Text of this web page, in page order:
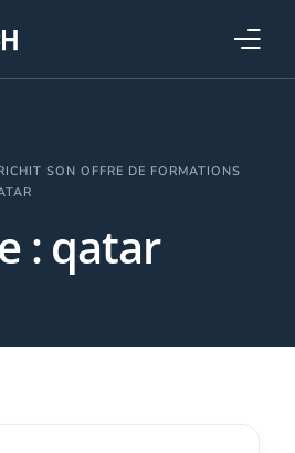
SON OFFRE DE FORMATIONS
: qatar